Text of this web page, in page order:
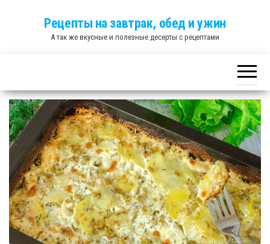
Рецепты на завтрак, обед и ужин
А так же вкусные и полезные десерты с рецептами